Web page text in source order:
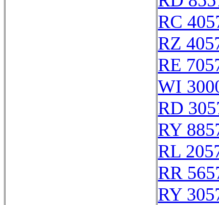
RC
RZ
RE
WI
RD
RY
RL
RR
RY